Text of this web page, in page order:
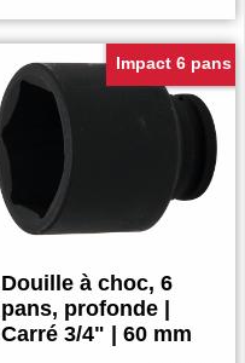
Impact 6 pans
Douille à choc, 6
pans, profonde |
Carré 3/4" | 60 mm